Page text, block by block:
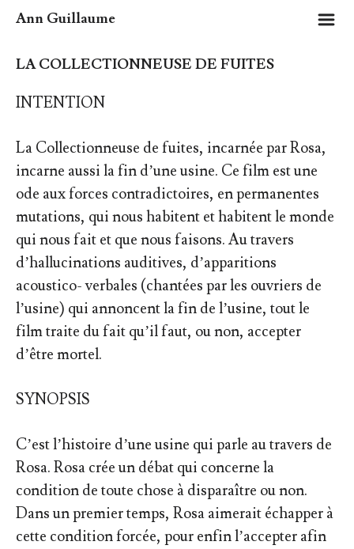
Ann Guillaume m
LA COLLECTIONNEUSE DE FUITES
INTENTION
La Collectionneuse de fuites, incarnée par Rosa,
incarne aussi la fin d’une usine. Ce film est une
ode aux forces contradictoires, en permanentes
mutations, qui nous habitent et habitent le monde
qui nous fait et que nous faisons. Au travers
d’hallucinations auditives, d’apparitions
acoustico- verbales (chantées par les ouvriers de
l’usine) qui annoncent la fin de l’usine, tout le
film traite du fait qu’il faut, ou non, accepter
d’être mortel.
SYNOPSIS
C’est l’histoire d’une usine qui parle au travers de
Rosa. Rosa crée un débat qui concerne la
condition de toute chose à disparaître ou non.
Dans un premier temps, Rosa aimerait échapper à
cette condition forcée, pour enfin l’accepter afin